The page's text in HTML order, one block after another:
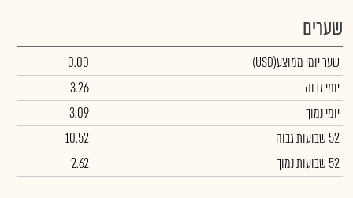
שערים
שער יומי ממוצע(USD)
0.00
יומי גבוה
3.26
יומי נמוך
3.09
52 שבועות גבוה
10.52
52 שבועות נמוך
2.62